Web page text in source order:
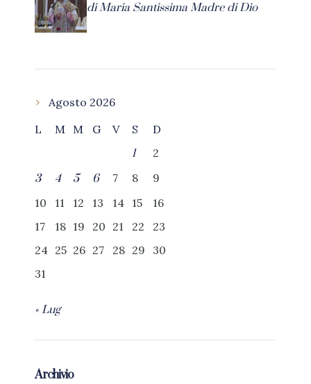
di Maria Santissima Madre di Dio
Agosto 2026
L
M M G V S
D
1
2
3
4 5 6 7 8
9
10
11 12 13 14 15
16
17
18 19 20 21 22
23
24 25 26 27 28 29
30
31
« Lug
Archivio